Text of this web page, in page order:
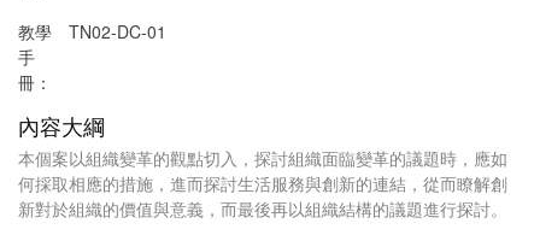
教學
手
冊：
TN02-DC-01
內容大綱
本個案以組織變革的觀點切入，探討組織面臨變革的議題時，應如
何採取相應的措施，進而探討生活服務與創新的連結，從而瞭解創
新對於組織的價值與意義，而最後再以組織結構的議題進行探討。